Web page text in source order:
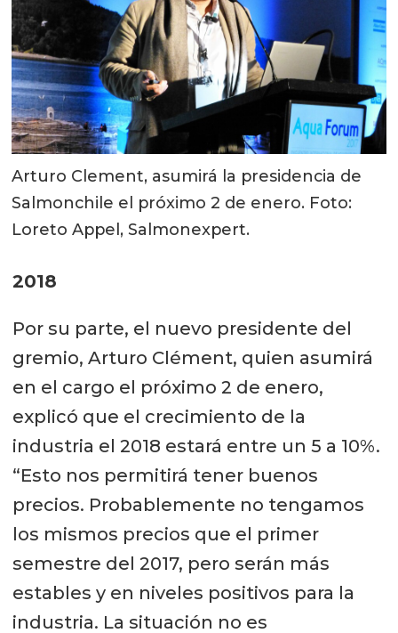
Arturo Clement, asumirá la presidencia de
Salmonchile el próximo 2 de enero. Foto:
Loreto Appel, Salmonexpert.
2018
Por su parte, el nuevo presidente del
gremio, Arturo Clément, quien asumirá
en el cargo el próximo 2 de enero,
explicó que el crecimiento de la
industria el 2018 estará entre un 5 a 10%.
“Esto nos permitirá tener buenos
precios. Probablemente no tengamos
los mismos precios que el primer
semestre del 2017, pero serán más
estables y en niveles positivos para la
industria. La situación no es